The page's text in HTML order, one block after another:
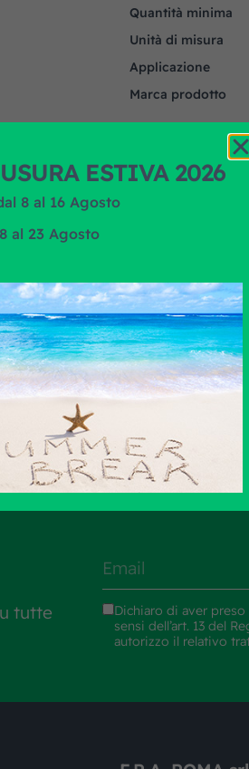
Quantità minima
Unità di misura
Applicazione
Marca prodotto
tutti i prodotti
tutte
Dichiaro di aver
sensi dell’art. 13 del
autorizzo il relativo
ESTIVA 2026
8 al 16 Agosto
al 23 Agosto